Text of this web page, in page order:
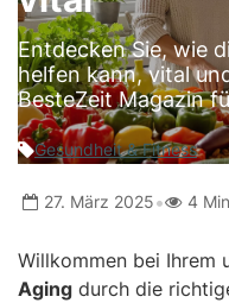
Entdecken Sie, wie
helfen kann, vital
BesteZeit Magazin
Gesundheit & Fitness
27. März 2025• 4
Willkommen bei Ihrem
Aging durch die